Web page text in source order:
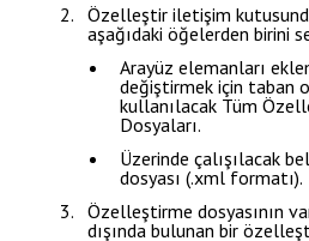
Özelleştir iletişim
aşağıdaki öğelerden birini
Arayüz elemanları
değiştirmek için taban
kullanılacak Tüm
Dosyaları.
Üzerinde çalışılacak
dosyası (.xml formatı).
Özelleştirme dosyasının
dışında bulunan bir